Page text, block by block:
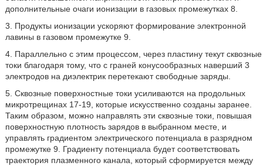
дополнительные очаги ионизации в газовых промежутках 8.
3. Продукты ионизации ускоряют формирование электронной
лавины в газовом промежутке 9.
4. Параллельно с этим процессом, через пластину текут сквозные
токи благодаря тому, что с граней конусообразных наверший 3
электродов на диэлектрик перетекают свободные заряды.
5. Сквозные поверхностные токи усиливаются на продольных
микротрещинах 17-19, которые искусственно созданы заранее.
Таким образом, можно направлять эти сквозные токи, повышая
поверхностную плотность зарядов в выбранном месте, и
управлять градиентом электрического потенциала в разрядном
промежутке 9. Градиенту потенциала будет соответствовать
траектория плазменного канала, который сформируется между